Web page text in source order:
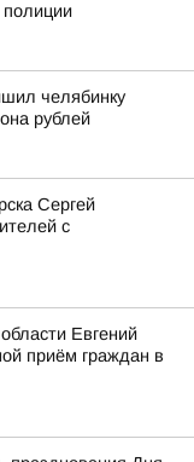
полиции
челябинку
рублей
Сергей
с
Евгений
приём граждан в